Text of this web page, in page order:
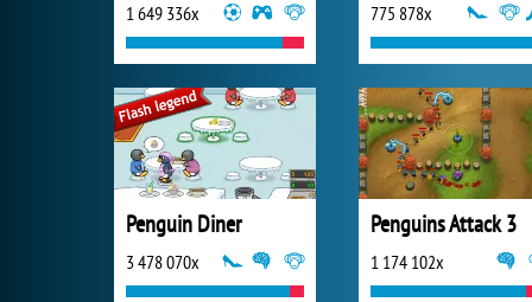
1 649 336x 775 878x
Penguin Diner
3 478 070x
Penguins Attack 3
1 174 102x